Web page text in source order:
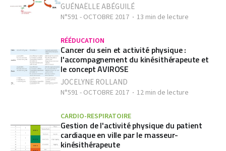
GUÉNAËLLE ABÉGUILÉ
N°591 - OCTOBRE 2017 13 min de lecture
RÉÉDUCATION
Cancer du sein et activité physique :
l'accompagnement du kinésithérapeute et
le concept AVIROSE
JOCELYNE ROLLAND
N°591 - OCTOBRE 2017 12 min de lecture
CARDIO-RESPIRATOIRE
Gestion de l'activité physique du patient
cardiaque en ville par le masseur-
kinésithérapeute